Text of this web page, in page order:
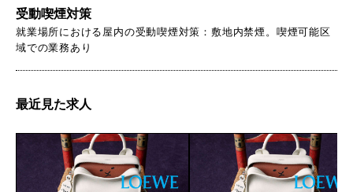
受動喫煙対策
就業場所における屋内の受動喫煙対策：敷地内禁煙。喫煙可能区
域での業務あり
最近見た求人